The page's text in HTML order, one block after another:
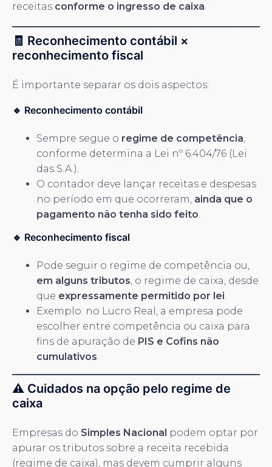
receitas conforme o ingresso de caixa.
🧾 Reconhecimento contábil ×
reconhecimento fiscal
É importante separar os dois aspectos:
🔹 Reconhecimento contábil
Sempre segue o regime de competência,
conforme determina a Lei nº 6.404/76 (Lei
das S.A.).
O contador deve lançar receitas e despesas
no período em que ocorreram, ainda que o
pagamento não tenha sido feito.
🔹 Reconhecimento fiscal
Pode seguir o regime de competência ou,
em alguns tributos, o regime de caixa, desde
que expressamente permitido por lei.
Exemplo: no Lucro Real, a empresa pode
escolher entre competência ou caixa para
fins de apuração de PIS e Cofins não
cumulativos.
⚠️ Cuidados na opção pelo regime de
caixa
Empresas do Simples Nacional podem optar por
apurar os tributos sobre a receita recebida
(regime de caixa), mas devem cumprir alguns